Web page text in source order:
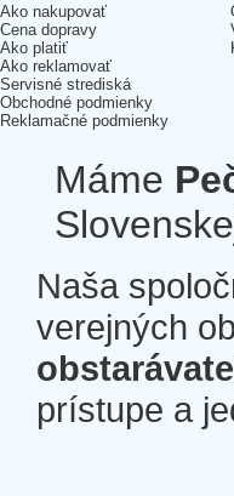
Ako nakupovať
Cena dopravy
Ako platiť
Ako reklamovať
Servisné strediská
Obchodné podmienky
Reklamačné podmienky
Máme
Naša
verejných
prístupe a